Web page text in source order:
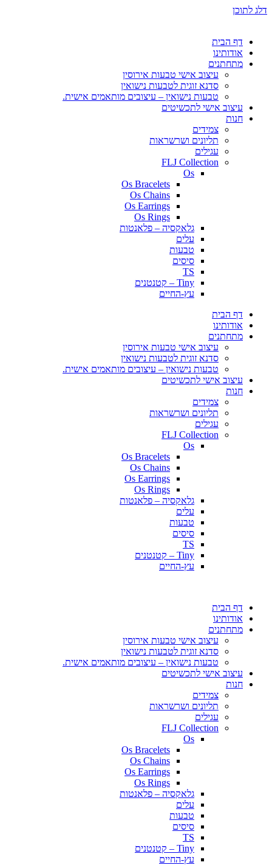
דלג לתוכן
דף הבית
אודותינו
מתחתנים
עיצוב אישי טבעות אירוסין
סדנא זוגית לטבעות נישואין
טבעות נישואין – עיצובים מותאמים אישית.
עיצוב אישי לתכשיטים
חנות
צמידים
תליונים ושרשראות
עגילים
FLJ Collection
Os
Os Bracelets
Os Chains
Os Earrings
Os Rings
גלאקסיה – פלאנטות
עלים
טבעות
סיסים
TS
Tiny – קטנטנים
עץ-החיים
דף הבית
אודותינו
מתחתנים
עיצוב אישי טבעות אירוסין
סדנא זוגית לטבעות נישואין
טבעות נישואין – עיצובים מותאמים אישית.
עיצוב אישי לתכשיטים
חנות
צמידים
תליונים ושרשראות
עגילים
FLJ Collection
Os
Os Bracelets
Os Chains
Os Earrings
Os Rings
גלאקסיה – פלאנטות
עלים
טבעות
סיסים
TS
Tiny – קטנטנים
עץ-החיים
דף הבית
אודותינו
מתחתנים
עיצוב אישי טבעות אירוסין
סדנא זוגית לטבעות נישואין
טבעות נישואין – עיצובים מותאמים אישית.
עיצוב אישי לתכשיטים
חנות
צמידים
תליונים ושרשראות
עגילים
FLJ Collection
Os
Os Bracelets
Os Chains
Os Earrings
Os Rings
גלאקסיה – פלאנטות
עלים
טבעות
סיסים
TS
Tiny – קטנטנים
עץ-החיים